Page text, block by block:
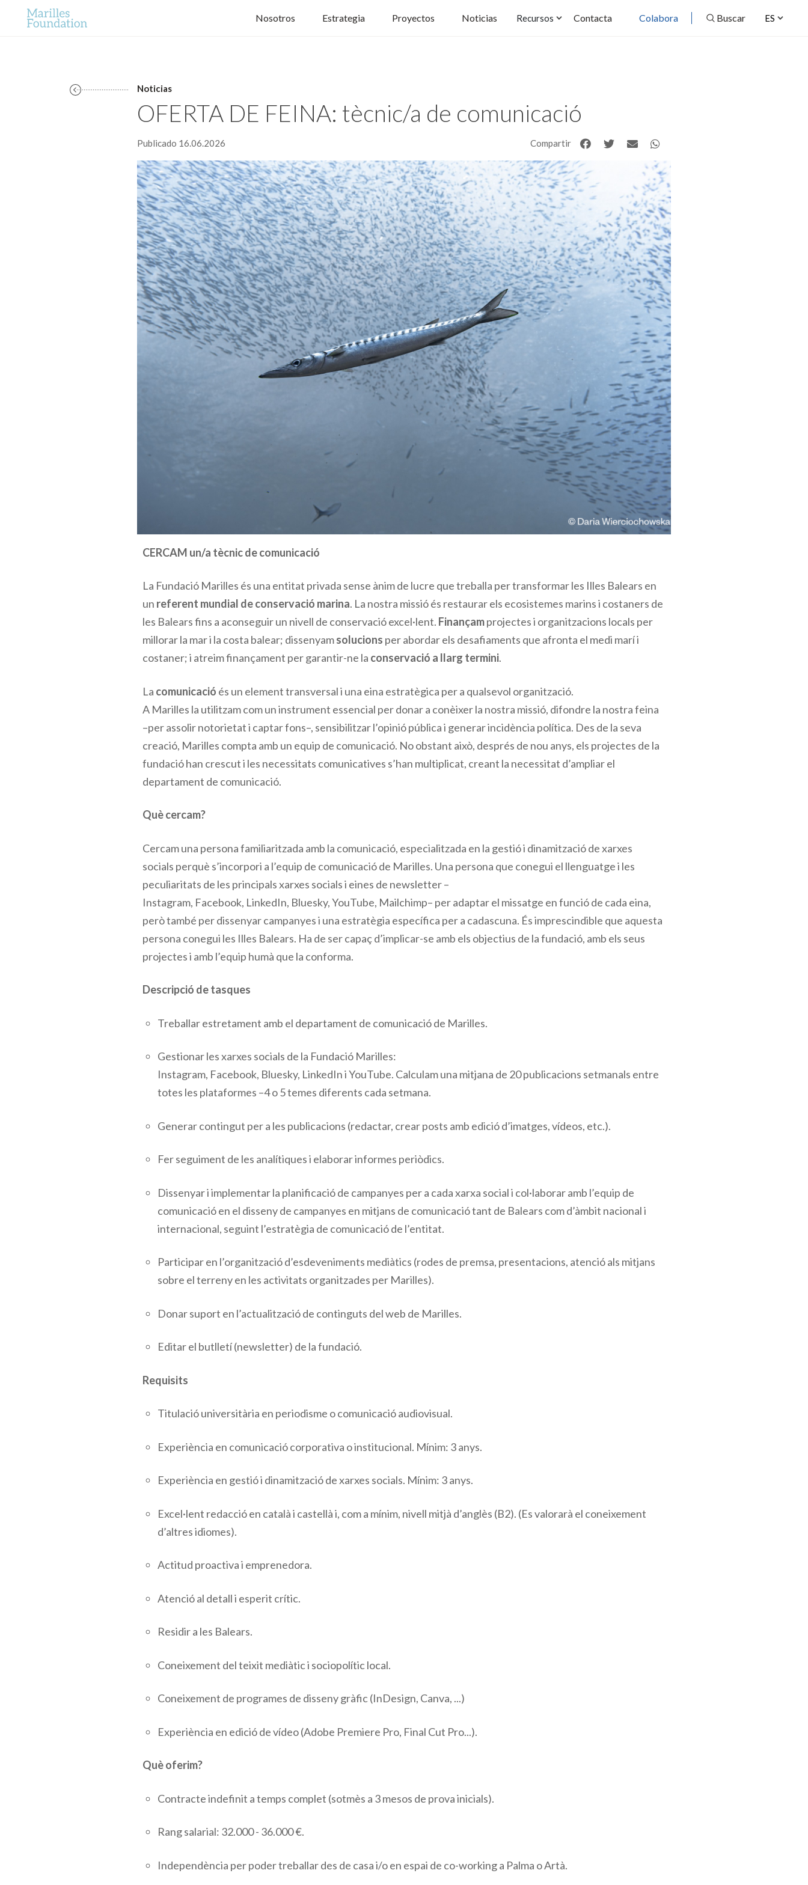
ES
Nosotros Estrategia Proyectos Noticias Recursos Contacta Colabora Buscar
Noticias
OFERTA DE FEINA: tècnic/a de comunicació
Publicado 16.06.2026 Compartir
CERCAM un/a tècnic de comunicació
La Fundació Marilles és una entitat privada sense ànim de lucre que treballa per transformar les Illes Balears en
un referent mundial de conservació marina. La nostra missió és restaurar els ecosistemes marins i costaners de
les Balears fins a aconseguir un nivell de conservació excel·lent. Finançamprojectes i organitzacions locals per
millorar la mar i la costa balear; dissenyamsolucions per abordar els desafiaments que afronta el medi marí i
costaner; i atreim finançament per garantir-ne la conservació a llarg termini.
La comunicació és un element transversal i una eina estratègica per a qualsevol organització.
A Marilles la utilitzam com un instrument essencial per donar a conèixer la nostra missió, difondre la nostra feina
–per assolir notorietat i captar fons–, sensibilitzar l’opinió pública i generar incidència política. Des de la seva
creació, Marilles compta amb un equip de comunicació. No obstant això, després de nou anys, els projectes de la
fundació han crescut i les necessitats comunicatives s’han multiplicat, creant la necessitat d’ampliar el
departament de comunicació.
Què cercam?
Cercam una persona familiaritzada amb la comunicació, especialitzada en la gestió i dinamització de xarxes
socials perquè s’incorpori a l’equip de comunicació de Marilles. Una persona que conegui el llenguatge i les
peculiaritats de les principals xarxes socials i eines de newsletter –
Instagram, Facebook, LinkedIn, Bluesky, YouTube, Mailchimp– per adaptar el missatge en funció de cada eina,
però també per dissenyar campanyes i una estratègia específica per a cadascuna. És imprescindible que aquesta
persona conegui les Illes Balears. Ha de ser capaç d’implicar-se amb els objectius de la fundació, amb els seus
projectes i amb l’equip humà que la conforma.
Descripció de tasques
Treballar estretament amb el departament de comunicació de Marilles.
Gestionar les xarxes socials de la Fundació Marilles:
Instagram, Facebook, Bluesky, LinkedIn i YouTube. Calculam una mitjana de 20 publicacions setmanals entre
totes les plataformes –4 o 5 temes diferents cada setmana.
Generar contingut per a les publicacions (redactar, crear posts amb edició d’imatges, vídeos, etc.).
Fer seguiment de les analítiques i elaborar informes periòdics.
Dissenyar i implementar la planificació de campanyes per a cada xarxa social i col·laborar amb l’equip de
comunicació en el disseny de campanyes en mitjans de comunicació tant de Balears com d’àmbit nacional i
internacional, seguint l’estratègia de comunicació de l’entitat.
Participar en l’organització d’esdeveniments mediàtics (rodes de premsa, presentacions, atenció als mitjans
sobre el terreny en les activitats organitzades per Marilles).
Donar suport en l’actualització de continguts del web de Marilles.
Editar el butlletí (newsletter) de la fundació.
Requisits
Titulació universitària en periodisme o comunicació audiovisual.
Experiència en comunicació corporativa o institucional. Mínim: 3 anys.
Experiència en gestió i dinamització de xarxes socials. Mínim: 3 anys.
Excel·lent redacció en català i castellà i, com a mínim, nivell mitjà d’anglès (B2). (Es valorarà el coneixement
d’altres idiomes).
Actitud proactiva i emprenedora.
Atenció al detall i esperit crític.
Residir a les Balears.
Coneixement del teixit mediàtic i sociopolític local.
Coneixement de programes de disseny gràfic (InDesign, Canva, ...)
Experiència en edició de vídeo (Adobe Premiere Pro, Final Cut Pro...).
Què oferim?
Contracte indefinit a temps complet (sotmès a 3 mesos de prova inicials).
Rang salarial: 32.000 - 36.000 €.
Independència per poder treballar des de casa i/o en espai de co-working a Palma o Artà.